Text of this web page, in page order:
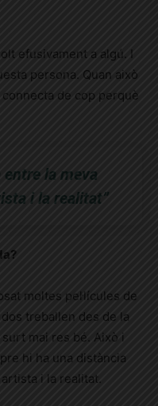
efusivament a algú. I
persona. Quan això
de cop perquè
entre la meva
i la realitat”
moltes pel·lícules de
treballen des de la
mai res bé. Això i
hi ha una distància
i la realitat.